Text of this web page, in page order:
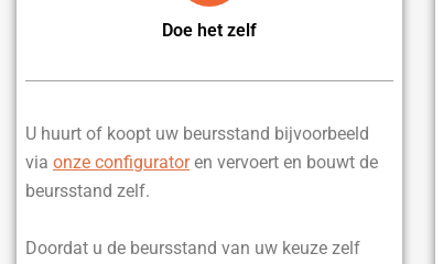
Doe het zelf
U huurt of koopt uw beursstand bijvoorbeeld
via onze configuratoren vervoert en bouwt de
beursstand zelf.
Doordat u de beursstand van uw keuze zelf